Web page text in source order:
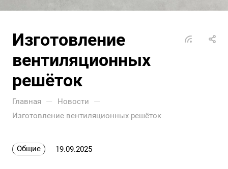
Изготовление
вентиляционных
решёток
Главная — Новости —
Изготовление вентиляционных решёток
Общие 19.09.2025